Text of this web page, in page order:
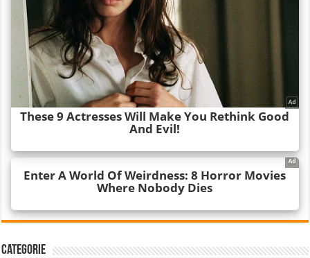
Categorie